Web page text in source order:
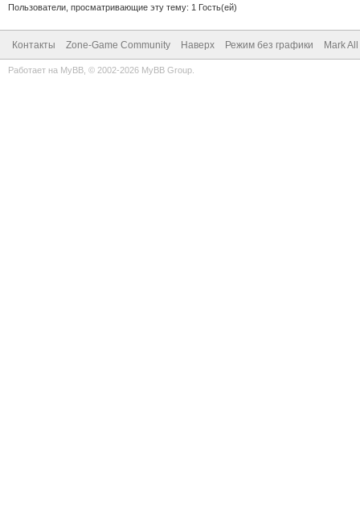
Пользователи, просматривающие эту тему: 1 Гость(ей)
Контакты Zone-Game Community Наверх Режим без графики Mark
Работает на MyBB , © 2002-2026 MyBB Group